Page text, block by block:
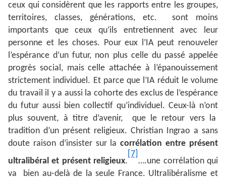
ceux qui considèrent que les rapports entre les groupes,
territoires, classes, générations, etc. sont moins
importants que ceux qu’ils entretiennent avec leur
personne et les choses. Pour eux l’IA peut renouveler
l’espérance d’un futur, non plus celle du passé appelée
progrès social, mais celle attachée à l’épanouissement
strictement individuel. Et parce que l’IA réduit le volume
du travail il y a aussi la cohorte des exclus de l’espérance
du futur aussi bien collectif qu’individuel. Ceux-là n’ont
plus souvent, à titre d’avenir, que le retour vers la
tradition d’un présent religieux. Christian Ingrao a sans
doute raison d’insister sur lacorrélation entre présent
ultralibéral et présent religieux.
[7]
….une corrélation qui
va bien au-delà de la seule France. Ultralibéralisme et